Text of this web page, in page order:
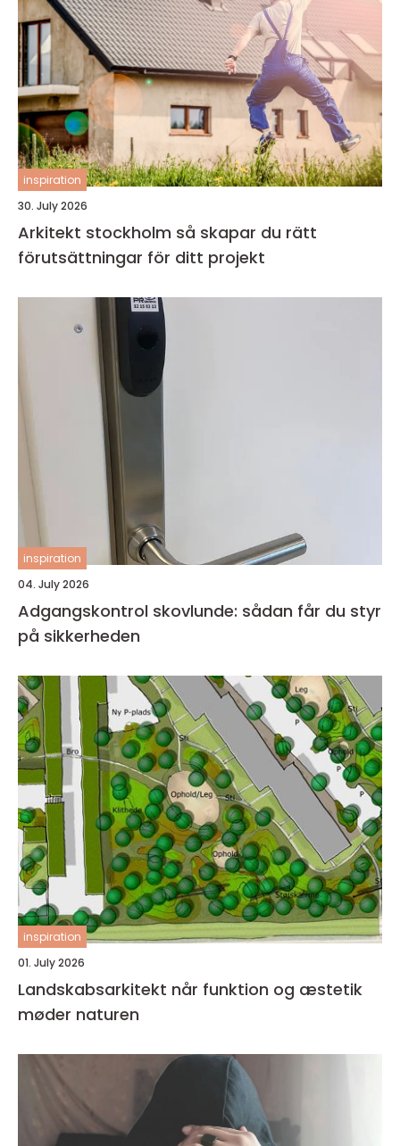
inspiration
30. July 2026
Arkitekt stockholm så skapar du rätt
förutsättningar för ditt projekt
inspiration
04. July 2026
Adgangskontrol skovlunde: sådan får du styr
på sikkerheden
inspiration
01. July 2026
Landskabsarkitekt når funktion og æstetik
møder naturen